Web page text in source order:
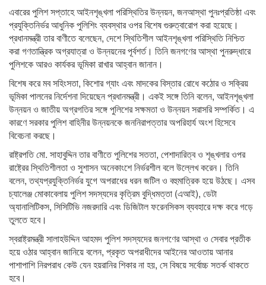
এবারের পুলিশ সপ্তাহে আইনশৃঙ্খলা পরিস্থিতির উন্নয়ন, জনআস্থা পুনঃপ্রতিষ্ঠা এবং
প্রযুক্তিনির্ভর আধুনিক পুলিশিং ব্যবস্থার ওপর বিশেষ গুরুত্বারোপ করা হয়েছে।
প্রধানমন্ত্রী তার বাণীতে বলেছেন, দেশে স্থিতিশীল আইনশৃঙ্খলা পরিস্থিতি নিশ্চিত
করা গণতান্ত্রিক অগ্রযাত্রা ও উন্নয়নের পূর্বশর্ত। তিনি জনগণের আস্থা পুনরুদ্ধারে
পুলিশকে আরও কার্যকর ভূমিকা রাখার আহ্বান জানান।
বিশেষ করে মব সহিংসতা, কিশোর গ্যাং এবং মাদকের বিস্তার রোধে কঠোর ও সক্রিয়
ভূমিকা পালনের নির্দেশনা দিয়েছেন প্রধানমন্ত্রী। একই সঙ্গে তিনি বলেন, আইনশৃঙ্খলা
উন্নয়ন ও জাতীয় অগ্রগতির সঙ্গে পুলিশের সক্ষমতা ও উন্নয়ন সরাসরি সম্পর্কিত। এ
কারণে সরকার পুলিশ বাহিনীর উন্নয়নকে জননিরাপত্তার অপরিহার্য অংশ হিসেবে
বিবেচনা করছে।
রাষ্ট্রপতি মো. সাহাবুদ্দিন তার বাণীতে পুলিশের সততা, পেশাদারিত্ব ও শৃঙ্খলার ওপর
রাষ্ট্রের স্থিতিশীলতা ও সুশাসন অনেকাংশে নির্ভরশীল বলে উল্লেখ করেন। তিনি
বলেন, তথ্যপ্রযুক্তিনির্ভর যুগে অপরাধের ধরন জটিল ও বহুমাত্রিক হয়ে উঠছে। এসব
চ্যালেঞ্জ মোকাবেলায় পুলিশ সদস্যদের কৃত্রিম বুদ্ধিমত্তা (এআই), ডেটা
অ্যানালিটিকস, সিসিটিভি নজরদারি এবং ডিজিটাল ফরেনসিকস ব্যবহারে দক্ষ করে গড়ে
তুলতে হবে।
স্বরাষ্ট্রমন্ত্রী সালাহউদ্দিন আহমদ পুলিশ সদস্যদের জনগণের আস্থা ও সেবার প্রতীক
হয়ে ওঠার আহ্বান জানিয়ে বলেন, প্রকৃত অপরাধীদের আইনের আওতায় আনার
পাশাপাশি নিরপরাধ কেউ যেন হয়রানির শিকার না হয়, সে বিষয়ে সর্বোচ্চ সতর্ক থাকতে
হবে।